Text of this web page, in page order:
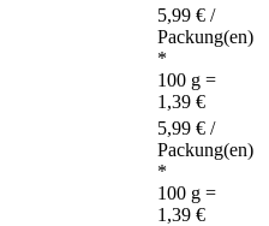
5,99 € /
Packung(en)
*
100 g =
1,39 €
5,99 € /
Packung(en)
*
100 g =
1,39 €